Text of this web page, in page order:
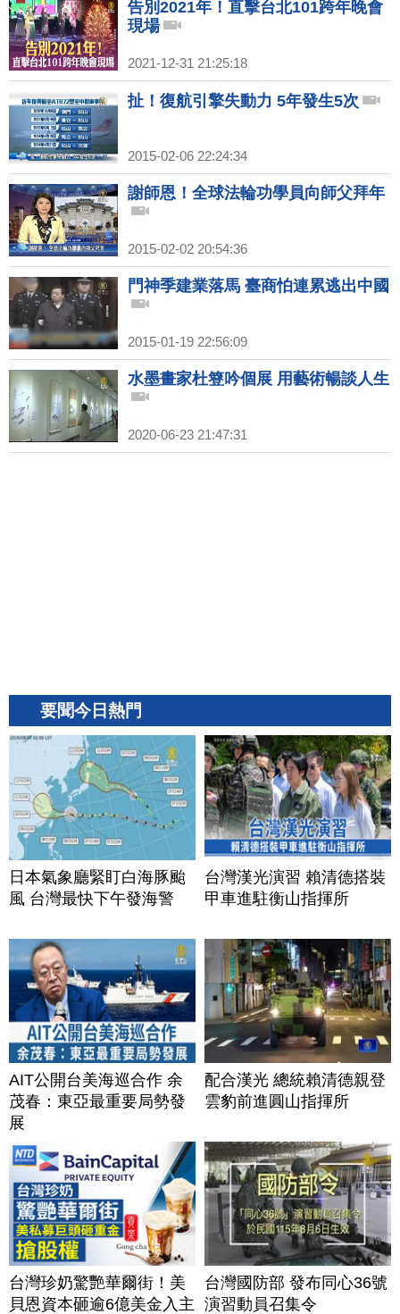
告別2021年！直擊台北101跨年晚會
現場
2021-12-31 21:25:18
扯！復航引擎失動力 5年發生5次
2015-02-06 22:24:34
謝師恩！全球法輪功學員向師父拜年
2015-02-02 20:54:36
門神季建業落馬 臺商怕連累逃出中國
2015-01-19 22:56:09
水墨畫家杜簦吟個展 用藝術暢談人生
2020-06-23 21:47:31
要聞今日熱門
日本氣象廳緊盯白海豚颱
風 台灣最快下午發海警
台灣漢光演習 賴清德搭裝
甲車進駐衡山指揮所
AIT公開台美海巡合作 余
茂春：東亞最重要局勢發
展
配合漢光 總統賴清德親登
雲豹前進圓山指揮所
台灣珍奶驚艷華爾街！美
貝恩資本砸逾6億美金入主
台灣國防部 發布同心36號
演習動員召集令